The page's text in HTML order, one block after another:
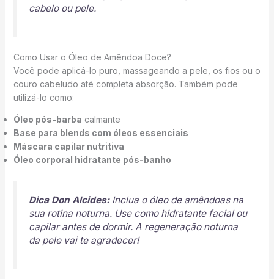
cabelo ou pele.
Como Usar o Óleo de Amêndoa Doce?
Você pode aplicá-lo puro, massageando a pele, os fios ou o
couro cabeludo até completa absorção. Também pode
utilizá-lo como:
Óleo pós-barba calmante
Base para blends com óleos essenciais
Máscara capilar nutritiva
Óleo corporal hidratante pós-banho
Dica Don Alcides:Inclua o óleo de amêndoas na
sua rotina noturna. Use como hidratante facial ou
capilar antes de dormir. A regeneração noturna
da pele vai te agradecer!